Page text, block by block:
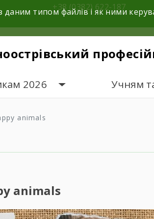
+38 (0382) 622-187
2026 Учням
animals
animals
типом файлів і як ними